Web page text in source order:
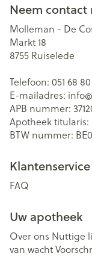
Neem contact
Molleman - De
Markt 18
8755 Ruiselede
Telefoon: 051 68
E-mailadres: info@
APB nummer:
Apotheek titularis:
BTW nummer:
Klantenservice
FAQ
Uw apotheek
Over ons Nuttige
van wacht